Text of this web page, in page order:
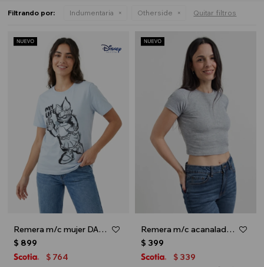
Filtrando por: Indumentaria Otherside Quitar filtros
Remera m/c mujer DAISY - Celeste
$ 899
$ 764
Remera m/c acanalada cuello a la base - Gris melange
$ 399
$ 339